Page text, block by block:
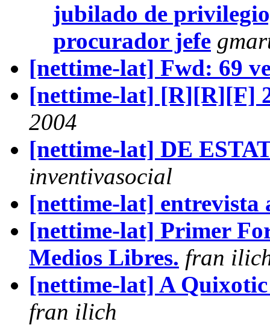
jubilado de
procurador jefe
[nettime-lat] Fwd: 69
[nettime-lat] [R][R][F]
2004
[nettime-lat] DE
inventivasocial
[nettime-lat] entrevista
[nettime-lat] Primer
Medios Libres. fran
[nettime-lat] A
fran ilich